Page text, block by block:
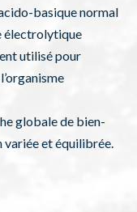
basique normal
électrolytique
utilisé pour
globale de bien-
variée et équilibrée.